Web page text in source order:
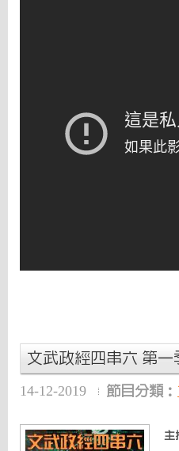
文武政經四串六 第
14-12-2019 節目分類：
主